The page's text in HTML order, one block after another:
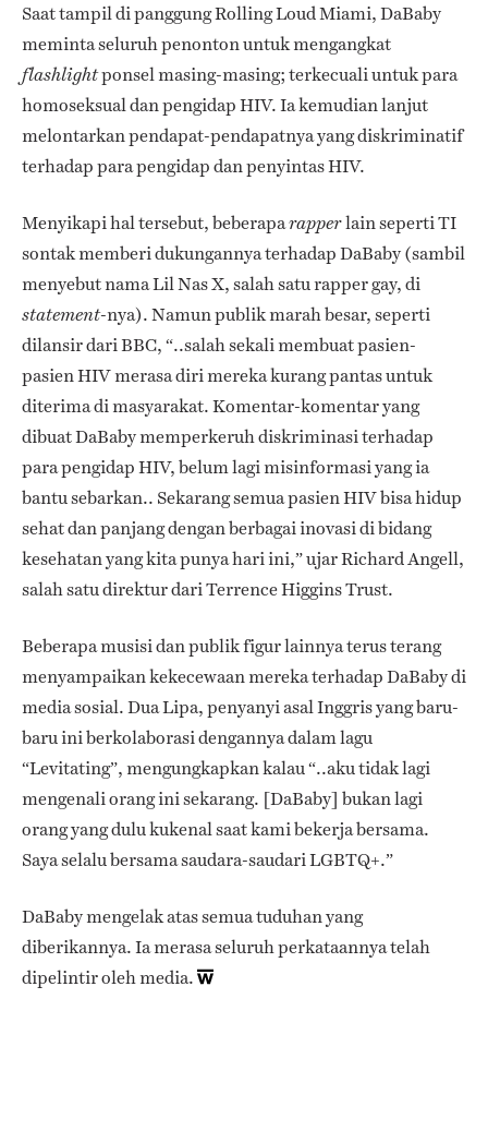
Saat tampil di panggung Rolling Loud Miami, DaBaby
meminta seluruh penonton untuk mengangkat
flashlightponsel masing-masing; terkecuali untuk para
homoseksual dan pengidap HIV. Ia kemudian lanjut
melontarkan pendapat-pendapatnya yang diskriminatif
terhadap para pengidap dan penyintas HIV.
Menyikapi hal tersebut, beberaparapperlain seperti TI
sontak memberi dukungannya terhadap DaBaby (sambil
menyebut nama Lil Nas X, salah satu rapper gay, di
statement-nya). Namun publik marah besar, seperti
dilansir dari BBC, “..salah sekali membuat pasien-
pasien HIV merasa diri mereka kurang pantas untuk
diterima di masyarakat. Komentar-komentar yang
dibuat DaBaby memperkeruh diskriminasi terhadap
para pengidap HIV, belum lagi misinformasi yang ia
bantu sebarkan.. Sekarang semua pasien HIV bisa hidup
sehat dan panjang dengan berbagai inovasi di bidang
kesehatan yang kita punya hari ini,” ujar Richard Angell,
salah satu direktur dari Terrence Higgins Trust.
Beberapa musisi dan publik figur lainnya terus terang
menyampaikan kekecewaan mereka terhadap DaBaby di
media sosial. Dua Lipa, penyanyi asal Inggris yang baru-
baru ini berkolaborasi dengannya dalam lagu
“Levitating”, mengungkapkan kalau “..aku tidak lagi
mengenali orang ini sekarang. [DaBaby] bukan lagi
orang yang dulu kukenal saat kami bekerja bersama.
Saya selalu bersama saudara-saudari LGBTQ+.”
DaBaby mengelak atas semua tuduhan yang
diberikannya. Ia merasa seluruh perkataannya telah
dipelintir oleh media.